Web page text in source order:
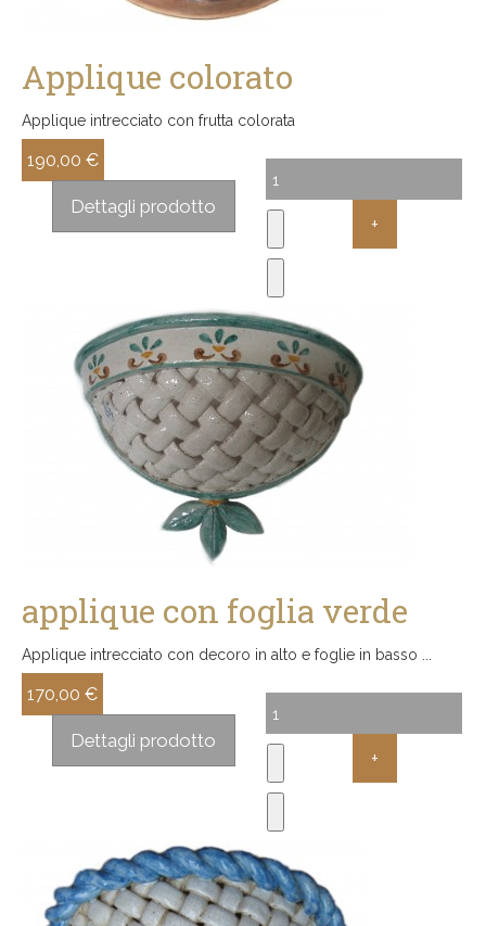
Applique colorato
Applique intrecciato con frutta colorata
190,00 €
Dettagli prodotto
applique con foglia verde
Applique intrecciato con decoro in alto e foglie in basso ...
170,00 €
Dettagli prodotto